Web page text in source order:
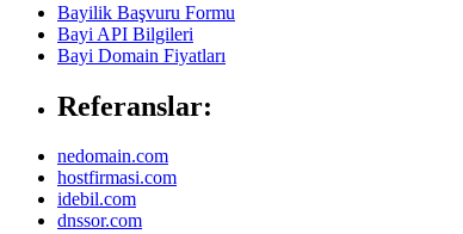
Bayilik Başvuru Formu
Bayi API Bilgileri
Bayi Domain Fiyatları
Referanslar:
nedomain.com
hostfirmasi.com
idebil.com
dnssor.com